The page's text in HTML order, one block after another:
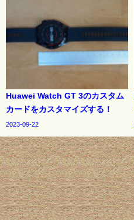
Huawei Watch GT 3のカスタム
カードをカスタマイズする！
2023-09-22